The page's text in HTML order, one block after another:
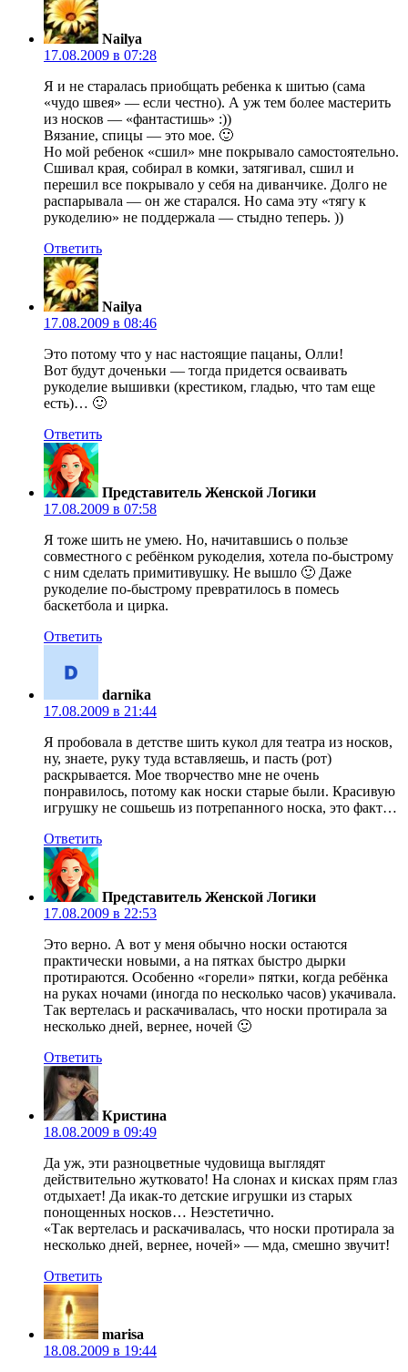
Nailya
17.08.2009 в 07:28
Я и не старалась приобщать ребенка к шитью (сама
«чудо швея» — если честно). А уж тем более мастерить
из носков — «фантастишь» :))
Вязание, спицы — это мое. 🙂
Но мой ребенок «сшил» мне покрывало самостоятельно.
Сшивал края, собирал в комки, затягивал, сшил и
перешил все покрывало у себя на диванчике. Долго не
распарывала — он же старался. Но сама эту «тягу к
рукоделию» не поддержала — стыдно теперь. ))
Ответить
Nailya
17.08.2009 в 08:46
Это потому что у нас настоящие пацаны, Олли!
Вот будут доченьки — тогда придется осваивать
рукоделие вышивки (крестиком, гладью, что там еще
есть)… 🙂
Ответить
Представитель Женской Логики
17.08.2009 в 07:58
Я тоже шить не умею. Но, начитавшись о пользе
совместного с ребёнком рукоделия, хотела по-быстрому
с ним сделать примитивушку. Не вышло 🙂 Даже
рукоделие по-быстрому превратилось в помесь
баскетбола и цирка.
Ответить
darnika
17.08.2009 в 21:44
Я пробовала в детстве шить кукол для театра из носков,
ну, знаете, руку туда вставляешь, и пасть (рот)
раскрывается. Мое творчество мне не очень
понравилось, потому как носки старые были. Красивую
игрушку не сошьешь из потрепанного носка, это факт…
Ответить
Представитель Женской Логики
17.08.2009 в 22:53
Это верно. А вот у меня обычно носки остаются
практически новыми, а на пятках быстро дырки
протираются. Особенно «горели» пятки, когда ребёнка
на руках ночами (иногда по несколько часов) укачивала.
Так вертелась и раскачивалась, что носки протирала за
несколько дней, вернее, ночей 🙂
Ответить
Кристина
18.08.2009 в 09:49
Да уж, эти разноцветные чудовища выглядят
действительно жутковато! На слонах и кисках прям глаз
отдыхает! Да икак-то детские игрушки из старых
понощенных носков… Неэстетично.
«Так вертелась и раскачивалась, что носки протирала за
несколько дней, вернее, ночей» — мда, смешно звучит!
Ответить
marisa
18.08.2009 в 19:44